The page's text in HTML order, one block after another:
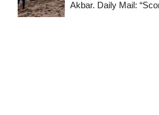
Akbar. Daily Mail: